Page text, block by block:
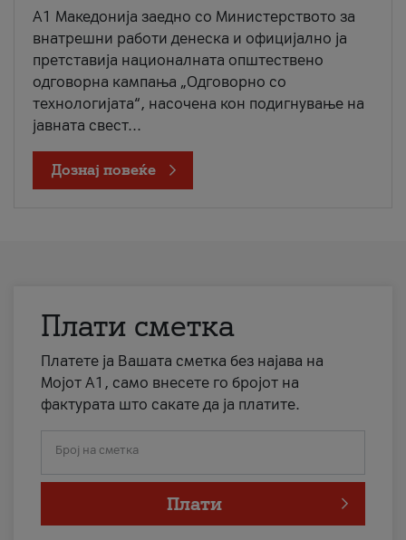
A1 Македонија заедно со Министерството за
внатрешни работи денеска и официјално ја
претставија националната општествено
одговорна кампања „Одговорно со
технологијата“, насочена кон подигнување на
јавната свест...
Дознај повеќе
Плати сметка
Платете ја Вашата сметка без најава на
Мојот А1, само внесете го бројот на
фактурата што сакате да ја платите.
Број на сметка
Плати